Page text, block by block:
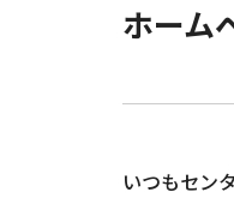
ホーム
いつもセン